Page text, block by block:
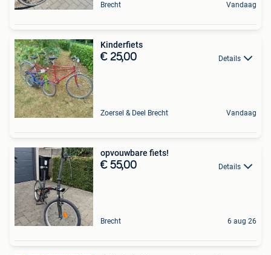
Brecht Vandaag
Kinderfiets
€ 25,00 Details
Zoersel & Deel Brecht Vandaag
opvouwbare fiets!
€ 55,00 Details
Brecht 6 aug 26